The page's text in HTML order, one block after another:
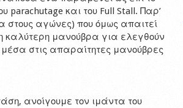
parachutage και του Full Stall. Παρ’
στους αγώνες) που όμως απαιτεί
καλύτερη μανούβρα για ελεγθούν
μέσα στις απαραίτητες μανούβρες
ανοίγουμε τον ιμάντα του